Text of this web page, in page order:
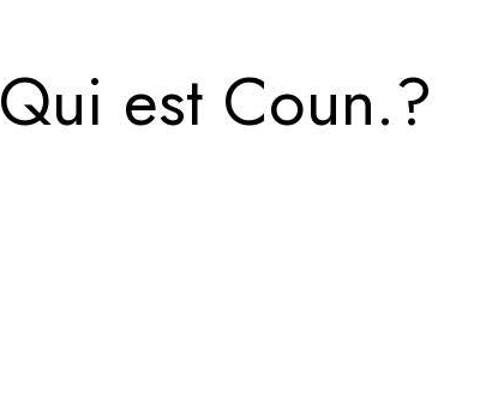
Qui est Coun.?